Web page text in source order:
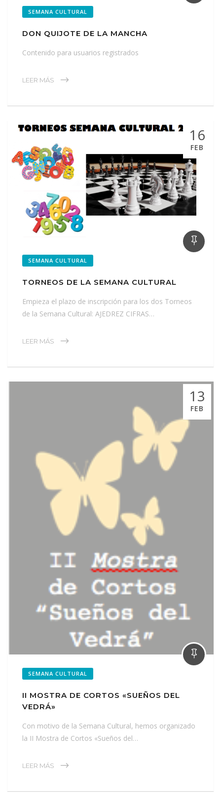
SEMANA CULTURAL
DON QUIJOTE DE LA MANCHA
Contenido para usuarios registrados
LEER MÁS
16
FEB
SEMANA CULTURAL
TORNEOS DE LA SEMANA CULTURAL
Empieza el plazo de inscripción para los dos Torneos
de la Semana Cultural: AJEDREZ CIFRAS…
LEER MÁS
13
FEB
SEMANA CULTURAL
II MOSTRA DE CORTOS «SUEÑOS DEL
VEDRÁ»
Con motivo de la Semana Cultural, hemos organizado
la II Mostra de Cortos «Sueños del…
LEER MÁS